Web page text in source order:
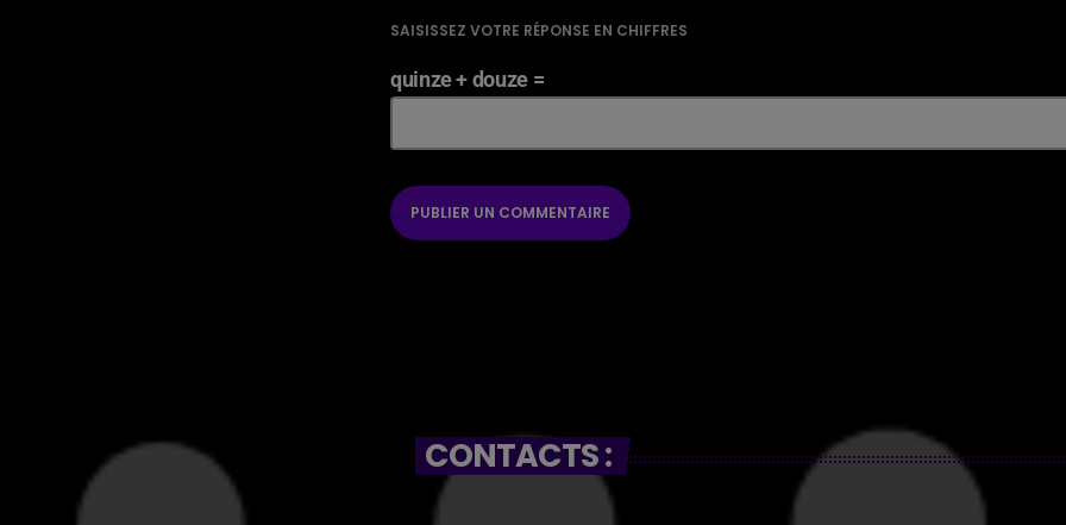
SAISISSEZ VOTRE RÉPONSE EN CHIFFRES
quinze + douze =
CONTACTS :